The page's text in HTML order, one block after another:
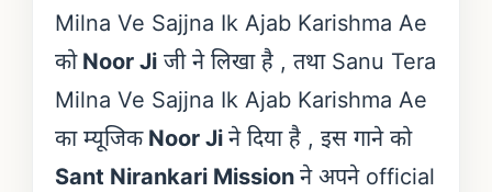
Milna Ve Sajjna Ik Ajab Karishma Ae
कोNoor Jiजी ने लिखा है , तथा Sanu Tera
Milna Ve Sajjna Ik Ajab Karishma Ae
का म्यूजिकNoor Ji ने दिया है , इस गाने को
Sant Nirankari Mission ने अपने official